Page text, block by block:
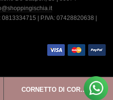
CORNETTO DI CORALLO ROSSO 2A MISURA CON COLLANA DI CAUCCIÙ
| P.IVA: 07428820638 |